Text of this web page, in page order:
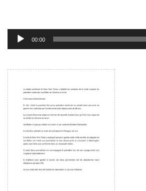
声
レ
ー
ヤ
ー
00:00